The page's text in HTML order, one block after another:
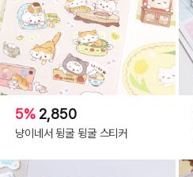
5% 2,850
냥이네서 뒹굴 뒹굴 스티커